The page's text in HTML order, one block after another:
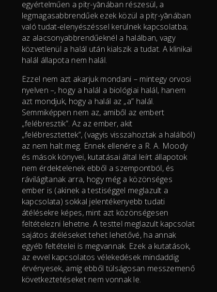
egyértelműen a pitŗ-yānában részesül, a
legmagasabbrendűek ezek közül a pitŗ-yānában
való tudat-elenyészéssel kerülnek kapcsolatba;
az alacsonyabbrendűeknél a halálban, vagy
közvetlenül a halál után kialszik a tudat. A klinikai
halál állapota nem halál.
Ezzel nem azt akarjuk mondani – mintegy orvosi
nyelven –, hogy a halál a biológiai halál, hanem
azt mondjuk, hogy a halál az „a” halál.
Semmiképpen nem az, amiből az embert
„felébresztik”. Az az ember, akit
„felébresztettek”, (vagyis visszahoztak a halálból)
az nem halt meg. Ennek ellenére a R. A. Moody
és mások könyvei, kutatásai által leírt állapotok
nem érdektelenek ebből a szempontból, és
rávilágítanak arra, hogy még a közönséges
ember is (akinek a testiséggel meglazult a
kapcsolata) sokkal jelentékenyebb tudati
átélésekre képes, mint azt közönségesen
feltételezni lehetne. A testtel meglazult kapcsolat
sajátos átéléseket tehet lehetővé, ha annak
egyéb feltételei is megvannak. Ezek a kutatások,
az evvel kapcsolatos vélekedések mindaddig
érvényesek, amíg ebből túlságosan messzemenő
következtetéseket nem vonnak le.